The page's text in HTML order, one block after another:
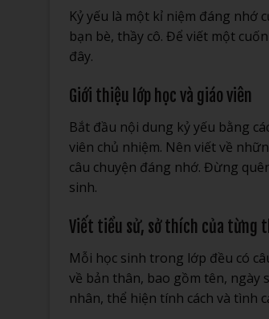
Kỷ yếu là một kỉ niệm đáng nhớ
bạn bè, thầy cô. Để viết một
đây.
Giới thiệu lớp học và giáo viên
Bắt đầu nội dung kỷ yếu bằng
viên chủ nhiệm. Nên viết về
câu chuyện đáng nhớ. Đừng
sinh.
Viết tiểu sử, sở thích của từng
Mỗi học sinh trong lớp đều có
về bản thân, bao gồm tên, ngày
nhân, thể hiện tính cách và tình